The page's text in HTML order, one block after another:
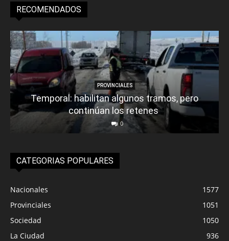
RECOMENDADOS
PROVINCIALES
Temporal: habilitan algunos tramos, pero
continúan los retenes
0
CATEGORIAS POPULARES
Nacionales
1577
Provinciales
1051
Sociedad
1050
La Ciudad
936